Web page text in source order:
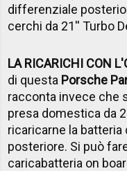
differenziale
cerchi da 21'' Turbo
LA RICARICHI CON
di questa Porsche
racconta invece che
presa domestica da
ricaricarne la batteria
posteriore. Si può
caricabatteria on